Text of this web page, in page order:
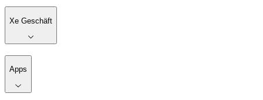
Xe Geschäft
Apps